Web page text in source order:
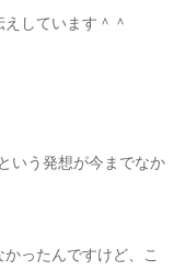
しています＾＾
いう発想が今までなか
ったんですけど、こ